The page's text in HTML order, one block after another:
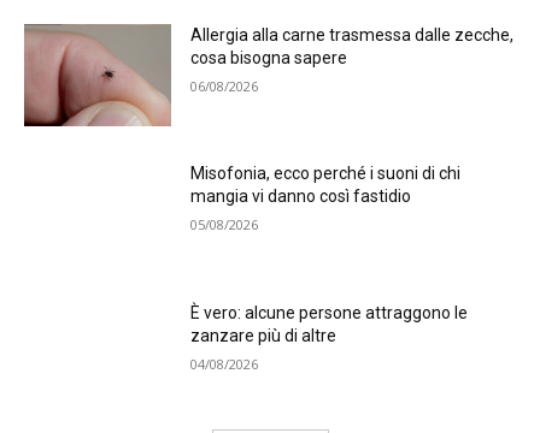
Allergia alla carne trasmessa dalle zecche,
cosa bisogna sapere
06/08/2026
Misofonia, ecco perché i suoni di chi
mangia vi danno così fastidio
05/08/2026
È vero: alcune persone attraggono le
zanzare più di altre
04/08/2026